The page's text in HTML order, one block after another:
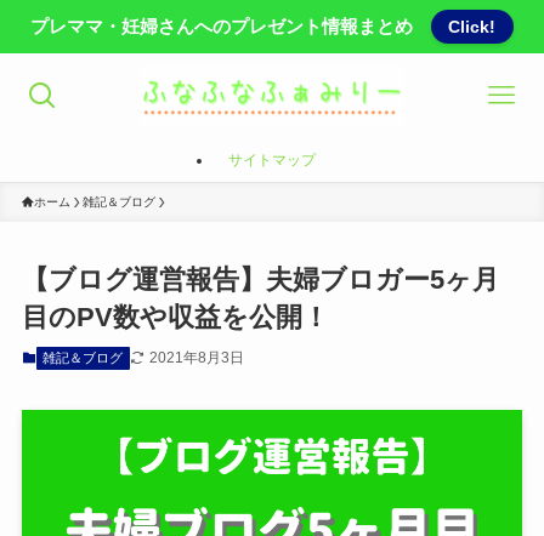
プレママ・妊婦さんへのプレゼント情報まとめ Click!
サイトマップ
ホーム 雑記＆ブログ
【ブログ運営報告】夫婦ブロガー5ヶ月
目のPV数や収益を公開！
雑記＆ブログ 2021年8月3日